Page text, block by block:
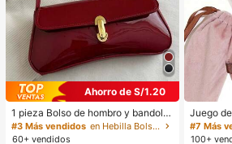
Ahorro de S/1.20
1 pieza Bolso de hombro y bandoler
a de cuero sintético aceitado retro
para mujer, adecuado para citas, sa
#3 Más vendidos
en Hebilla Bolsos De Hombro De Mujer
60+ vendidos
Juego
de
#7 Más
100+